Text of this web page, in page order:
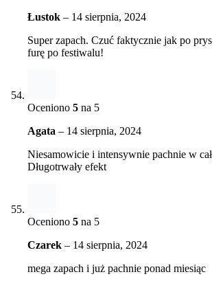
Łustok – 14 sierpnia, 2024
Super zapach. Czuć faktycznie jak po
furę po festiwalu!
Oceniono 5 na 5
Agata – 14 sierpnia, 2024
Niesamowicie i intensywnie pachnie w
Długotrwały efekt
Oceniono 5 na 5
Czarek – 14 sierpnia, 2024
mega zapach i już pachnie ponad miesiąc